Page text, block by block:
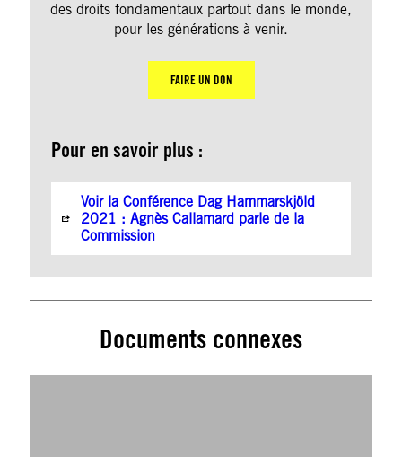
des droits fondamentaux partout dans le monde,
pour les générations à venir.
FAIRE UN DON
Pour en savoir plus :
Voir la Conférence Dag Hammarskjöld
2021 : Agnès Callamard parle de la
Commission
Documents connexes